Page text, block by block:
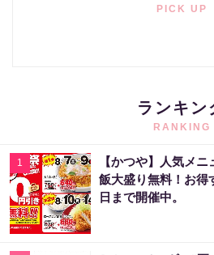
PICK UP
ランキン
RANKING
1
【かつや】人気メ
飯大盛り無料！お得
日まで開催中。